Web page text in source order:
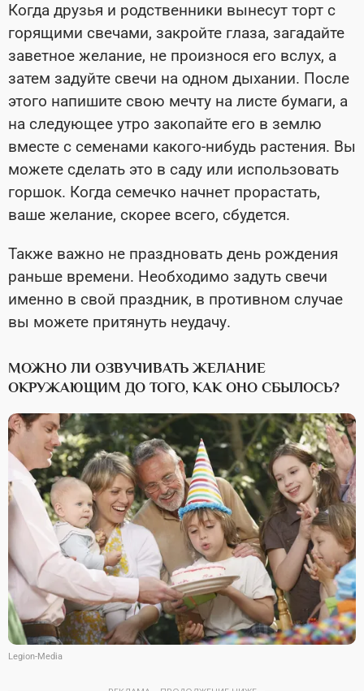
Когда друзья и родственники вынесут торт с
горящими свечами, закройте глаза, загадайте
заветное желание, не произнося его вслух, а
затем задуйте свечи на одном дыхании. После
этого напишите свою мечту на листе бумаги, а
на следующее утро закопайте его в землю
вместе с семенами какого-нибудь растения. Вы
можете сделать это в саду или использовать
горшок. Когда семечко начнет прорастать,
ваше желание, скорее всего, сбудется.
Также важно не праздновать день рождения
раньше времени. Необходимо задуть свечи
именно в свой праздник, в противном случае
вы можете притянуть неудачу.
МОЖНО ЛИ ОЗВУЧИВАТЬ ЖЕЛАНИЕ
ОКРУЖАЮЩИМ ДО ТОГО, КАК ОНО СБЫЛОСЬ?
Legion-Media